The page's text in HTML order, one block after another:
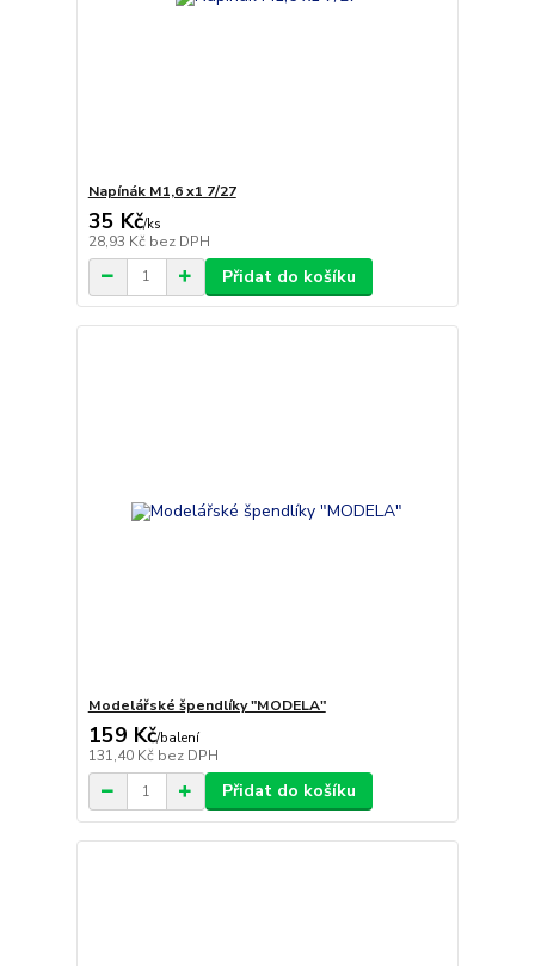
Napínák M1,6 x1 7/27
35 Kč/ks
28,93 Kč bez DPH
Přidat do košíku
Modelářské špendlíky "MODELA"
159 Kč/balení
131,40 Kč bez DPH
Přidat do košíku